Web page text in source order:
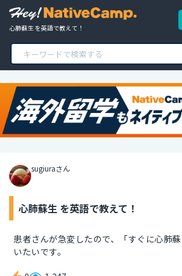
心肺蘇生 を英語で教えて！
sugiuraさん
心肺蘇生 を英語で教えて！
患者さんが急変したので、「すぐに心肺
いたいです。